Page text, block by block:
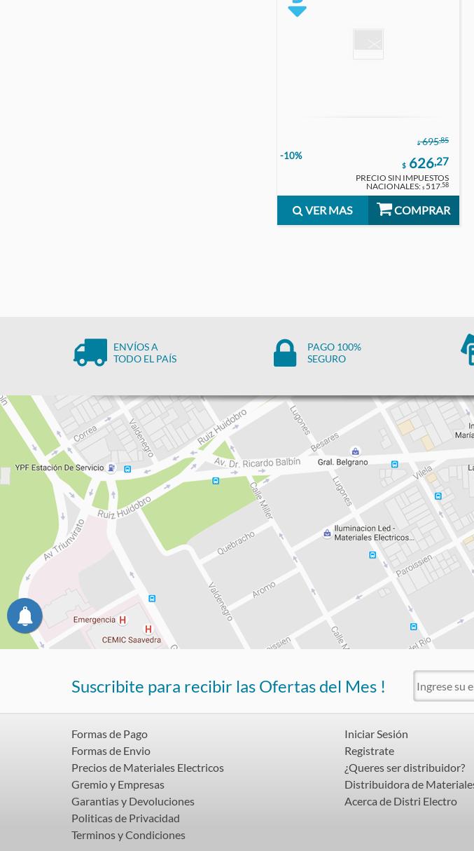
$ 695,85
-10%
$ 626,27
PRECIO SIN IMPUESTOS
NACIONALES: $ 517,58
VER MAS COMPRAR
ENVÍOS A
TODO EL PAÍS
PAGO 100%
SEGURO
Suscribite para recibir las Ofertas del Mes !
Formas de Pago
Formas de Envio
Precios de Materiales Electricos
Gremio y Empresas
Garantias y Devoluciones
Politicas de Privacidad
Terminos y Condiciones
Iniciar Sesión
Registrate
¿Queres ser distribuidor?
Distribuidora de
Acerca de Distri Electro